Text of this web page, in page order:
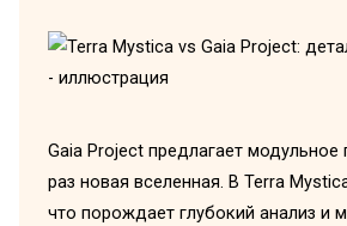
Gaia Project предлагает
раз новая вселенная. В Terra
что порождает глубокий анализ и